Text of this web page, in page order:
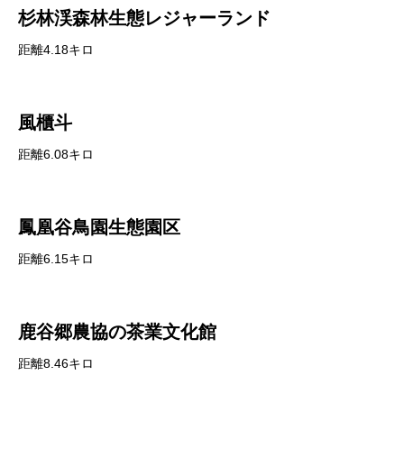
杉林渓森林生態レジャーランド
距離4.18キロ
風櫃斗
距離6.08キロ
鳳凰谷鳥園生態園区
距離6.15キロ
鹿谷郷農協の茶業文化館
距離8.46キロ